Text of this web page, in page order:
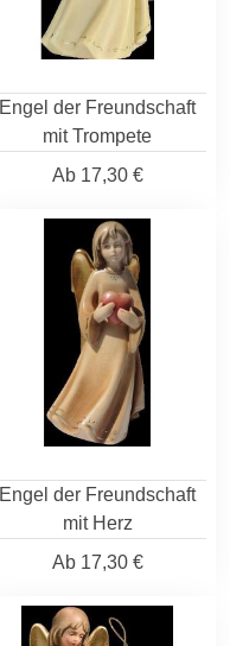
Engel der Freundschaft
mit Trompete
Ab17,30 €
Engel der Freundschaft
mit Herz
Ab17,30 €